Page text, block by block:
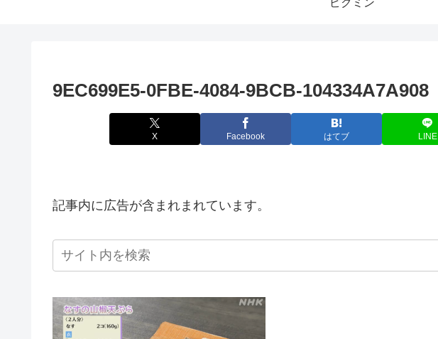
9EC699E5-0FBE-4084-9BCB-104334A7A908
X Facebook はてブ LINE
記事内に広告が含まれまれています。